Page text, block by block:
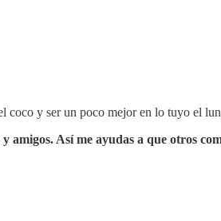
coco y ser un poco mejor en lo tuyo el
Así me ayudas a que otros